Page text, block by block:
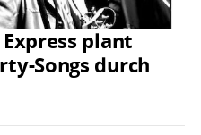
plant
Songs durch